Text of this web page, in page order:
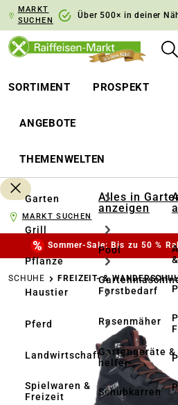
Zur
MARKT
SUCHEN
Über 500× in deiner
SORTIMENT PROSPEKT
ANGEBOTE
THEMENWELTEN
Garten
Grill
Pflanze
Haustier
Pferd
Landwirtschaft
Spielwaren &
Freizeit
Alles in
anzeigen
Pool
Forstbedarf
Rasenmäher
Gartengeräte &
helfer
Schubkarren
MARKT SUCHEN
Sommer-Sale: Bis zu 50 %
SCHUHE FREIZEIT- &
Bildergalerie überspringen